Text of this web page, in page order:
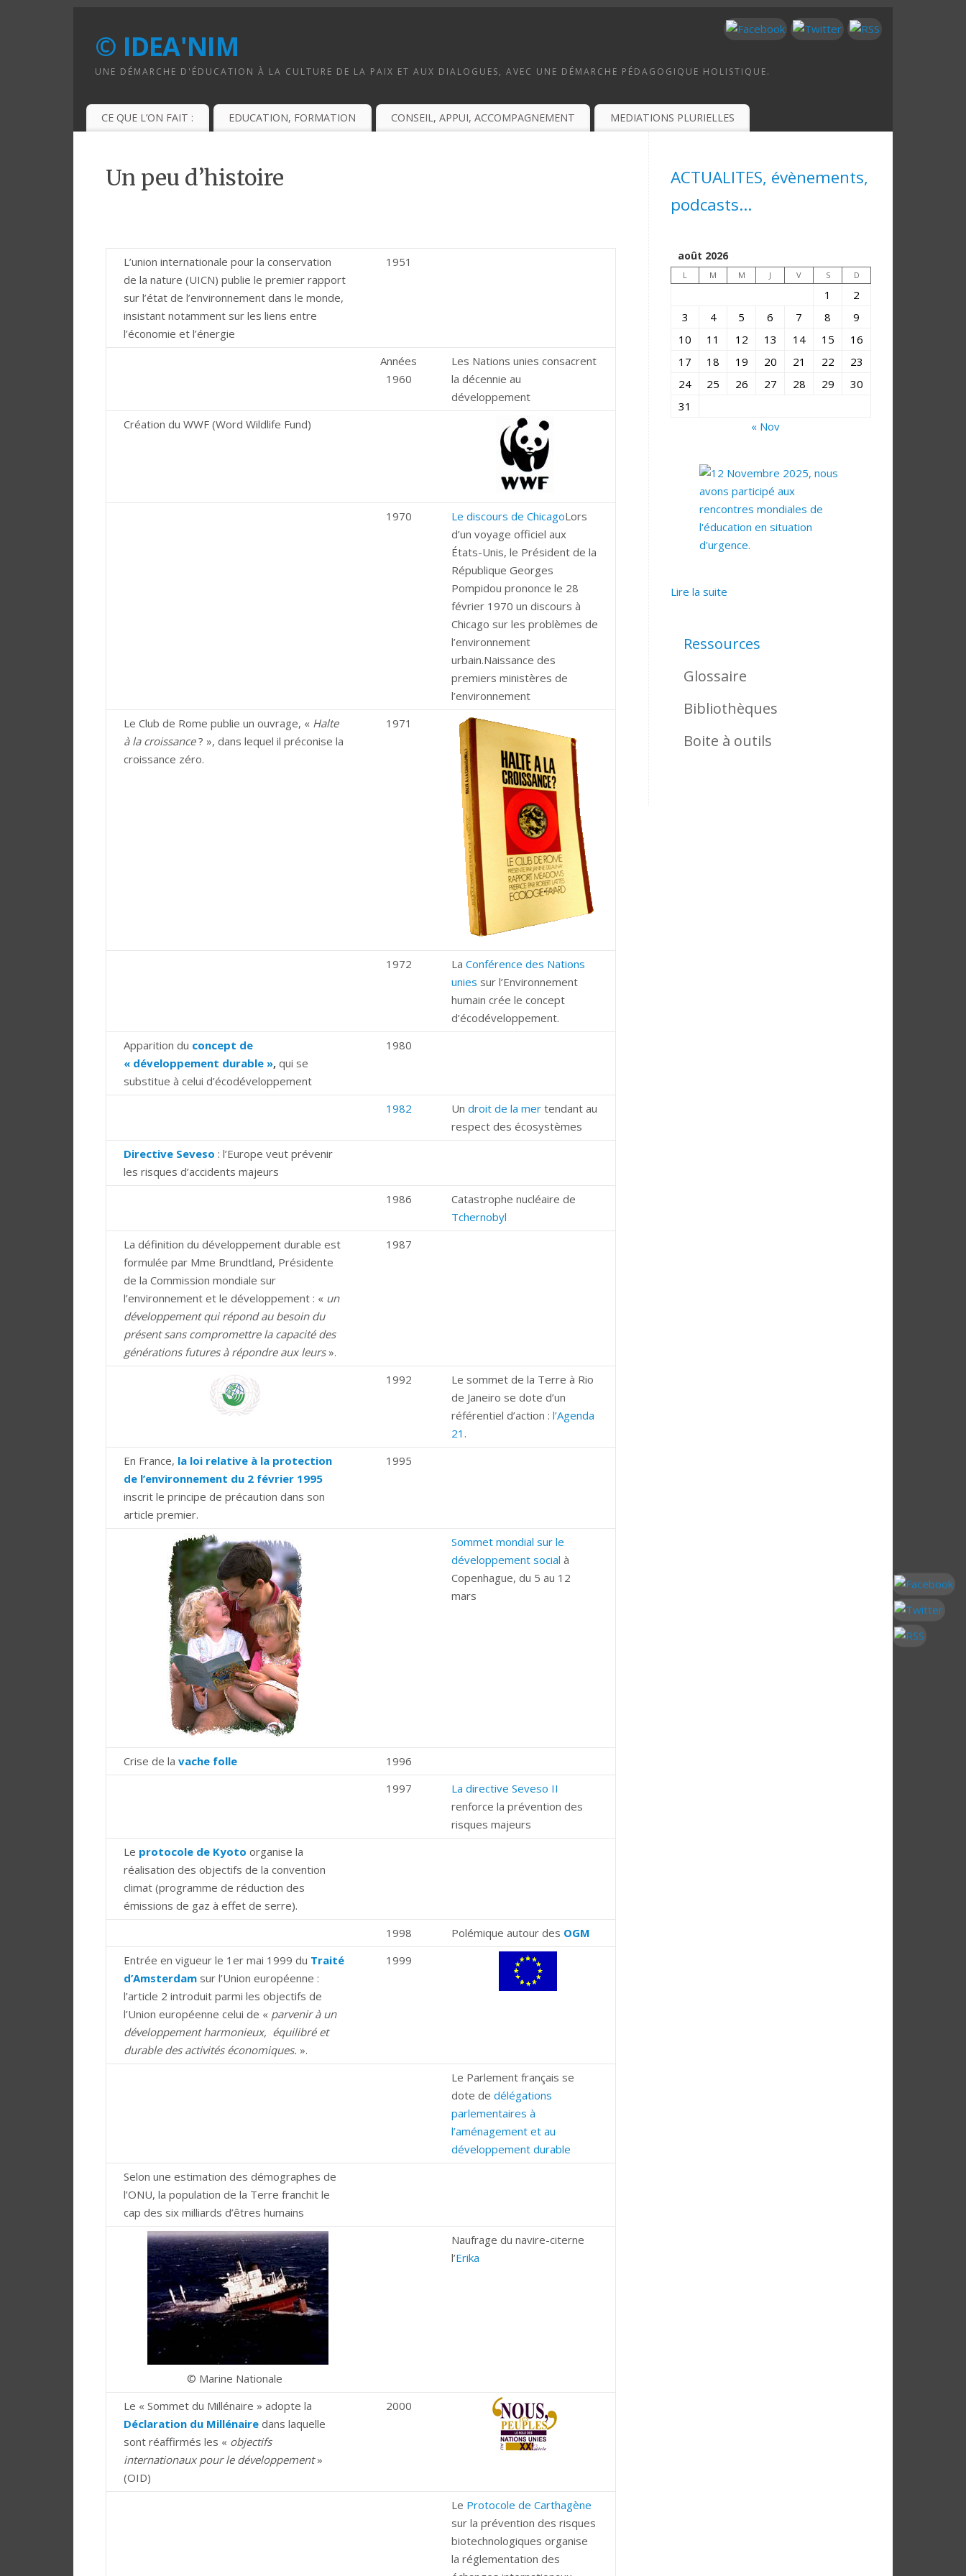
© IDEA'NIM
UNE DÉMARCHE D'ÉDUCATION À LA CULTURE DE LA PAIX ET AUX DIALOGUES, AVEC UNE DÉMARCHE PÉDAGOGIQUE HOLISTIQUE.
CE QUE L’ON FAIT : EDUCATION, FORMATION CONSEIL, APPUI, ACCOMPAGNEMENT MEDIATIONS PLURIELLES
Un peu d’histoire
L’union internationale pour la conservation
de la nature (UICN) publie le premier rapport
sur l’état de l’environnement dans le monde,
insistant notamment sur les liens entre
l’économie et l’énergie
1951
Années
1960
Les Nations unies consacrent
la décennie au
développement
Création du WWF (Word Wildlife Fund)
1970 Le discours de ChicagoLors
d’un voyage officiel aux
États-Unis, le Président de la
République Georges
Pompidou prononce le 28
février 1970 un discours à
Chicago sur les problèmes de
l’environnement
urbain.Naissance des
premiers ministères de
l’environnement
Le Club de Rome publie un ouvrage, « Halte
à la croissance? », dans lequel il préconise la
croissance zéro.
1971
1972 La Conférence des Nations
unies sur l’Environnement
humain crée le concept
d’écodéveloppement.
Apparition du concept de
« développement durable », qui se
substitue à celui d’écodéveloppement
1980
1982 Un droit de la mer tendant au
respect des écosystèmes
Directive Seveso : l’Europe veut prévenir
les risques d’accidents majeurs
1986
Catastrophe nucléaire de
Tchernobyl
La définition du développement durable est
formulée par Mme Brundtland, Présidente
de la Commission mondiale sur
l’environnement et le développement : « un
développement qui répond au besoin du
présent sans compromettre la capacité des
générations futures à répondre aux leurs».
1987
1992
Le sommet de la Terre à Rio
de Janeiro se dote d’un
référentiel d’action : l’Agenda
21 .
En France, la loi relative à la protection
de l’environnement du 2 février 1995
inscrit le principe de précaution dans son
article premier.
1995
Sommet mondial sur le
développement social à
Copenhague, du 5 au 12
mars
Crise de la vache folle
1996
1997
La directive Seveso II
renforce la prévention des
risques majeurs
Le protocole de Kyoto organise la
réalisation des objectifs de la convention
climat (programme de réduction des
émissions de gaz à effet de serre).
1998
Polémique autour des OGM
Entrée en vigueur le 1er mai 1999 du Traité
d’Amsterdam sur l’Union européenne :
l’article 2 introduit parmi les objectifs de
l’Union européenne celui de « parvenir à un
développement harmonieux, équilibré et
durable des activités économiques. ».
1999
Le Parlement français se
dote de délégations
parlementaires à
l’aménagement et au
développement durable
Selon une estimation des démographes de
l’ONU, la population de la Terre franchit le
cap des six milliards d’êtres humains
© Marine Nationale
Naufrage du navire-citerne
l’Erika
Le « Sommet du Millénaire » adopte la
Déclaration du Millénaire dans laquelle
sont réaffirmés les « objectifs
internationaux pour le développement»
(OID)
2000
Le Protocole de Carthagène
sur la prévention des risques
biotechnologiques organise
la réglementation des
ACTUALITES, évènements,
podcasts...
août 2026
L M M J V S D
1
2
3
4 5 6 7 8
9
10
11 12 13 14 15
16
17
18 19 20 21 22
23
24
25 26 27 28 29
30
31
« Nov
Lire la suite
Ressources
Glossaire
Bibliothèques
Boite à outils